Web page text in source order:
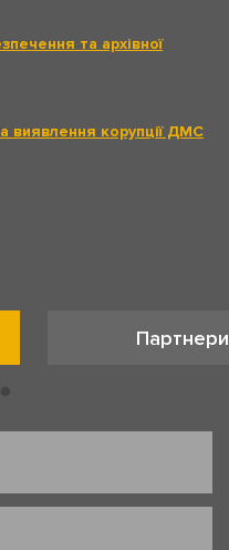
та архівної
виявлення корупції ДМС
Партнери